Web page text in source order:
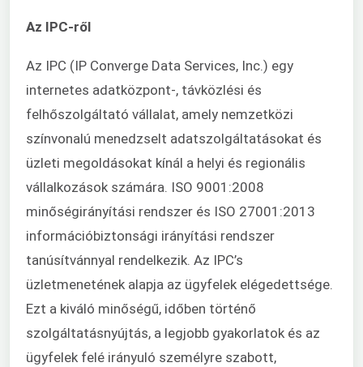
Az IPC-ről
Az IPC (IP Converge Data Services, Inc.) egy
internetes adatközpont-, távközlési és
felhőszolgáltató vállalat, amely nemzetközi
színvonalú menedzselt adatszolgáltatásokat és
üzleti megoldásokat kínál a helyi és regionális
vállalkozások számára. ISO 9001:2008
minőségirányítási rendszer és ISO 27001:2013
információbiztonsági irányítási rendszer
tanúsítvánnyal rendelkezik. Az IPC’s
üzletmenetének alapja az ügyfelek elégedettsége.
Ezt a kiváló minőségű, időben történő
szolgáltatásnyújtás, a legjobb gyakorlatok és az
ügyfelek felé irányuló személyre szabott,